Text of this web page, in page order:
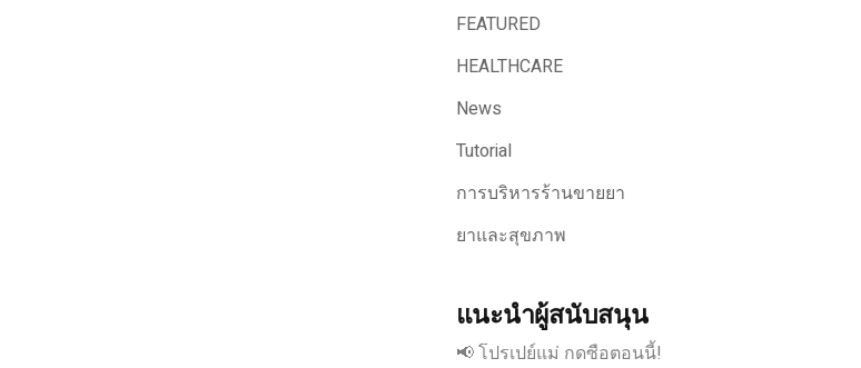
FEATURED
HEALTHCARE
News
Tutorial
การบริหารร้านขายยา
ยาและสุขภาพ
แนะนำผู้สนับสนุน
📢 โปรเปย์แม่ กดซือตอนนี้!